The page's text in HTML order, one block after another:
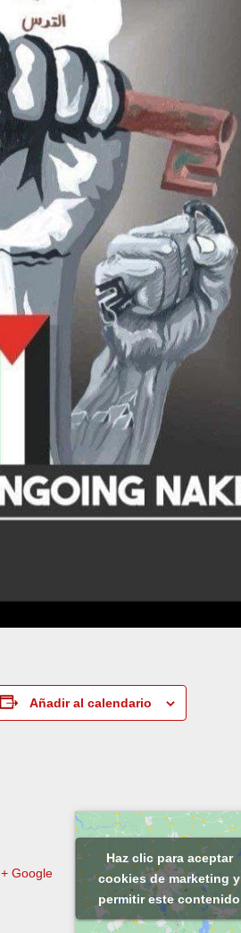
Añadir al calendario
+ Google
Haz clic para aceptar
cookies de marketing y
permitir este contenido